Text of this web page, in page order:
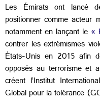
Les Émirats ont lancé
positionner comme
notamment en lançant le «
contrer les extrémismes
États-Unis en 2015 afin
opposés au terrorisme et
créent l’Institut
Global pour la tolérance